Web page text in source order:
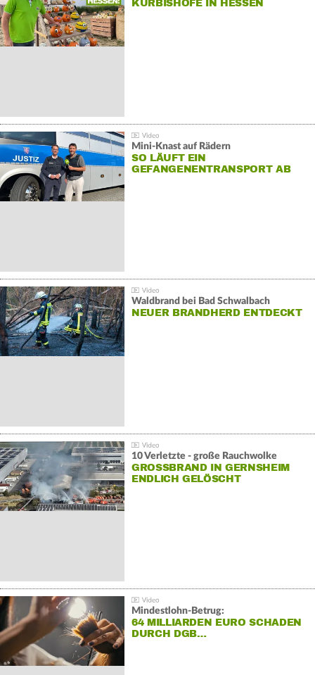
KÜRBISHÖFE IN HESSEN
Mini-Knast auf Rädern
SO LÄUFT EIN
GEFANGENENTRANSPORT AB
Waldbrand bei Bad Schwalbach
NEUER BRANDHERD ENTDECKT
10 Verletzte - große Rauchwolke
GROSSBRAND IN GERNSHEIM E
NDLICH GELÖSCHT
Mindestlohn-Betrug:
64 MILLIARDEN EURO SCHADEN
DURCH DGB…